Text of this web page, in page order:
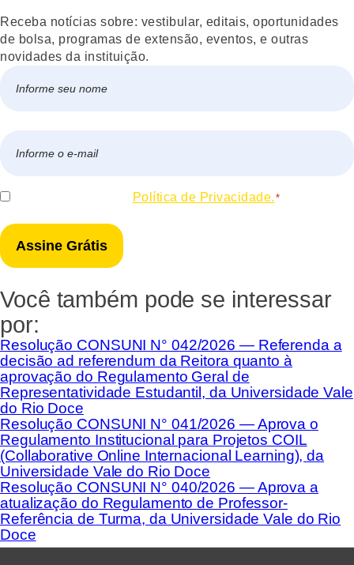
Receba notícias sobre: vestibular, editais, oportunidades
de bolsa, programas de extensão, eventos, e outras
novidades da instituição.
mail
Consentir Política de Privacidade. *
Você também pode se interessar
por:
Resolução CONSUNI N° 042/2026 — Referenda a
decisão ad referendum da Reitora quanto à
aprovação do Regulamento Geral de
Representatividade Estudantil, da Universidade Vale
do Rio Doce
Resolução CONSUNI N° 041/2026 — Aprova o
Regulamento Institucional para Projetos COIL
(Collaborative Online Internacional Learning), da
Universidade Vale do Rio Doce
Resolução CONSUNI N° 040/2026 — Aprova a
atualização do Regulamento de Professor-
Referência de Turma, da Universidade Vale do Rio
Doce